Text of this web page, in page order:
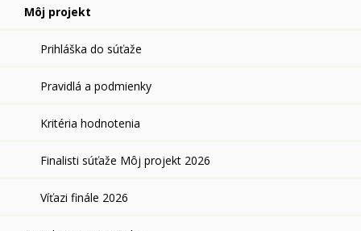
Môj projekt
Prihláška do súťaže
Pravidlá a podmienky
Kritéria hodnotenia
Finalisti súťaže Môj projekt 2026
Víťazi finále 2026